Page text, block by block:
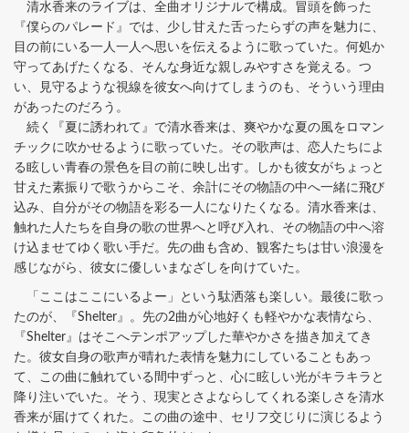
清水香来のライブは、全曲オリジナルで構成。冒頭を飾った
『僕らのパレード』では、少し甘えた舌ったらずの声を魅力に、
目の前にいる一人一人へ思いを伝えるように歌っていた。何処か
守ってあげたくなる、そんな身近な親しみやすさを覚える。つ
い、見守るような視線を彼女へ向けてしまうのも、そういう理由
があったのだろう。
続く『夏に誘われて』で清水香来は、爽やかな夏の風をロマン
チックに吹かせるように歌っていた。その歌声は、恋人たちによ
る眩しい青春の景色を目の前に映し出す。しかも彼女がちょっと
甘えた素振りで歌うからこそ、余計にその物語の中へ一緒に飛び
込み、自分がその物語を彩る一人になりたくなる。清水香来は、
触れた人たちを自身の歌の世界へと呼び入れ、その物語の中へ溶
け込ませてゆく歌い手だ。先の曲も含め、観客たちは甘い浪漫を
感じながら、彼女に優しいまなざしを向けていた。
「ここはここにいるよー」という駄洒落も楽しい。最後に歌っ
たのが、『Shelter』。先の2曲が心地好くも軽やかな表情なら、
『Shelter』はそこへテンポアップした華やかさを描き加えてき
た。彼女自身の歌声が晴れた表情を魅力にしていることもあっ
て、この曲に触れている間中ずっと、心に眩しい光がキラキラと
降り注いでいた。そう、現実とさよならしてくれる楽しさを清水
香来が届けてくれた。この曲の途中、セリフ交じりに演じるよう